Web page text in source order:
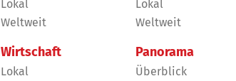
Lokal
Weltweit
Wirtschaft
Lokal
Lokal
Weltweit
Panorama
Überblick